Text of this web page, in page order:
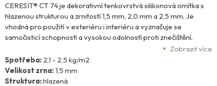
Zobrazit více
CERESIT® CT 74 je dekorativní tenkovrstvá silikonová omítka s
hlazenou strukturou a zrnitostí 1,5 mm, 2,0 mm a 2,5 mm. Je
vhodná pro použití v exteriéru i interiéru a vyznačuje se
samočisticí schopností a vysokou odolností proti znečištění.
Omítka je vysoce paropropustná, s nízkou nasákavostí a zároveň
velmi elastická, což jí zajišťuje vysokou odolnost proti
mechanickému poškození a nárazům. Díky vysoké stálosti barev
si uchovává atraktivní vzhled i po dlouhé době. Technologie
Spotřeba: 2,1 - 2,5 kg/m2
Velikost zrna:1,5 mm
Struktura:hlazená